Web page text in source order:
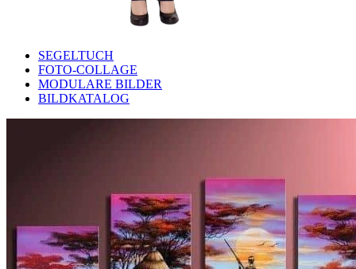
SEGELTUCH
FOTO-COLLAGE
MODULARE BILDER
BILDKATALOG